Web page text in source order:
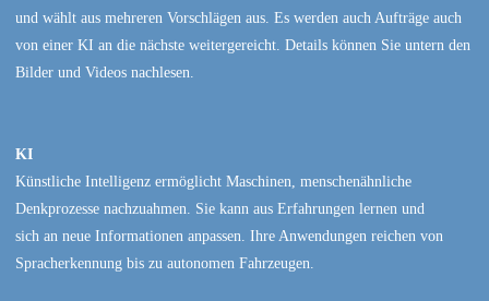
und wählt aus mehreren Vorschlägen aus. Es werden auch Aufträge auch
von einer KI an die nächste weitergereicht. Details können Sie untern den
Bilder und Videos nachlesen.
KI
Künstliche Intelligenz ermöglicht Maschinen, menschenähnliche
Denkprozesse nachzuahmen. Sie kann aus Erfahrungen lernen und
sich an neue Informationen anpassen. Ihre Anwendungen reichen von
Spracherkennung bis zu autonomen Fahrzeugen.